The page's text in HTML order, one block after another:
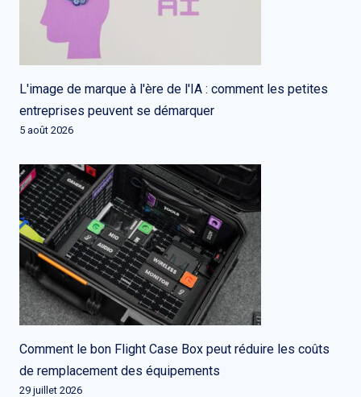
L'image de marque à l'ère de l'IA : comment les petites
entreprises peuvent se démarquer
5 août 2026
Comment le bon Flight Case Box peut réduire les coûts
de remplacement des équipements
29 juillet 2026